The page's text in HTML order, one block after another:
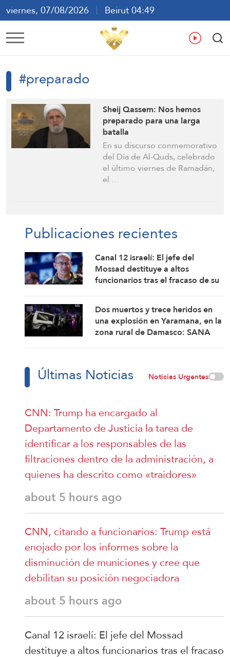
viernes, 07/08/2026
Beirut 04:49
ع En
#preparado
Sheij Qassem: Nos hemos
preparado para una larga
batalla
En su discurso conmemorativo
del Día de Al-Quds, celebrado
el último viernes de Ramadán,
el …
Publicaciones recientes
Canal 12 israelí: El jefe del
Mossad destituye a altos
funcionarios tras el fracaso de su
Dos muertos y trece heridos en
una explosión en Yaramana, en la
zona rural de Damasco: SANA
Últimas Noticias Noticias Urgentes
CNN: Trump ha encargado al
Departamento de Justicia la tarea de
identificar a los responsables de las
filtraciones dentro de la administración, a
quienes ha descrito como «traidores»
about 5 hours ago
CNN, citando a funcionarios: Trump está
enojado por los informes sobre la
disminución de municiones y cree que
debilitan su posición negociadora
about 5 hours ago
Canal 12 israelí: El jefe del Mossad
destituye a altos funcionarios tras el fracaso